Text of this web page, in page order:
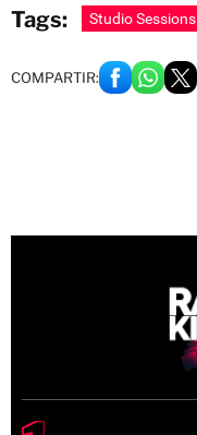
Tags: Studio Sessions
COMPARTIR: